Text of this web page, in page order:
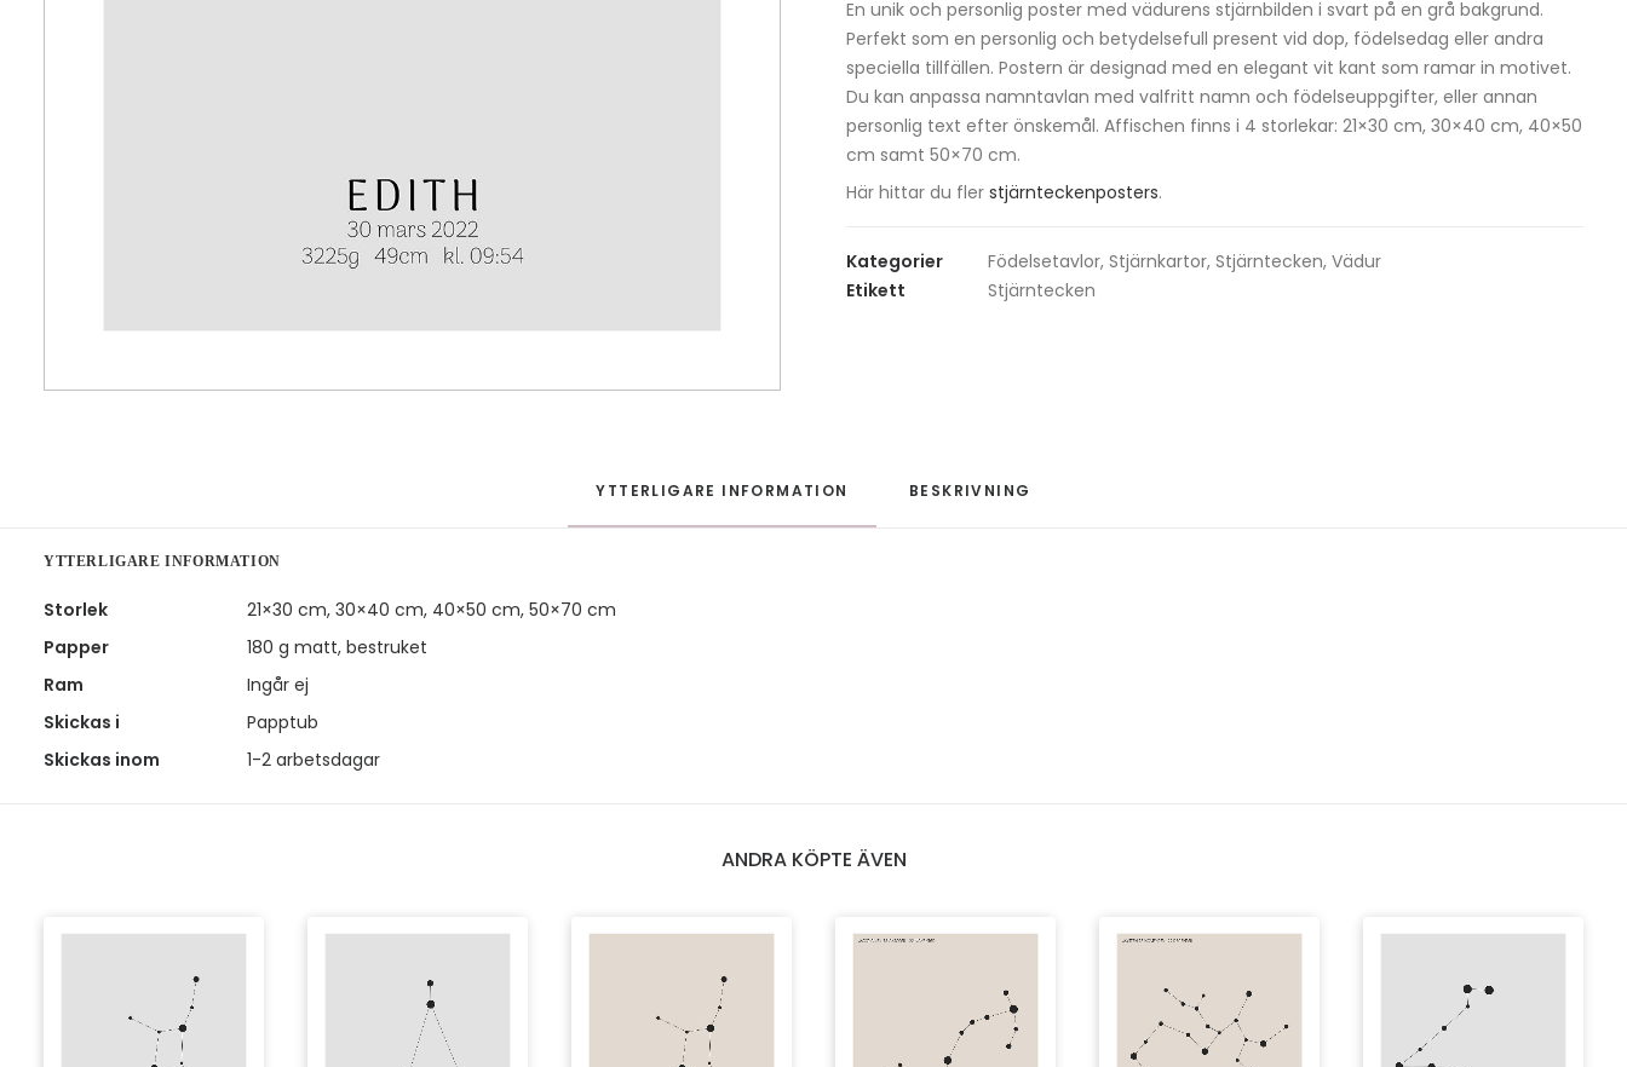
Namntavla
grå
mängd
En unik och personlig poster med vädurens stjärnbilden i svart på en grå bakgrund.
Perfekt som en personlig och betydelsefull present vid dop, födelsedag eller andra
speciella tillfällen. Postern är designad med en elegant vit kant som ramar in motivet.
Du kan anpassa namntavlan med valfritt namn och födelseuppgifter, eller annan
personlig text efter önskemål. Affischen finns i 4 storlekar: 21×30 cm, 30×40 cm, 40×50
cm samt 50×70 cm.
Här hittar du fler stjärnteckenposters.
Kategorier Födelsetavlor, Stjärnkartor, Stjärntecken, Vädur
Etikett
Stjärntecken
YTTERLIGARE INFORMATION BESKRIVNING
YTTERLIGARE INFORMATION
Storlek
21×30 cm, 30×40 cm, 40×50 cm, 50×70 cm
Papper
180 g matt, bestruket
Ram
Ingår ej
Skickas i
Papptub
Skickas inom
1-2 arbetsdagar
ANDRA KÖPTE ÄVEN